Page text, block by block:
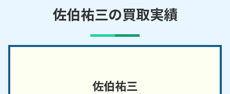
佐伯祐三の買取実績
佐伯祐三